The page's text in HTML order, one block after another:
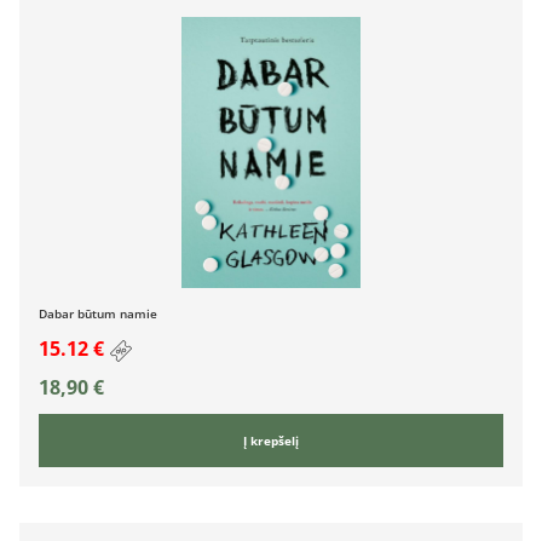
Dabar būtum namie
15.12 €
18,90€
Į krepšelį